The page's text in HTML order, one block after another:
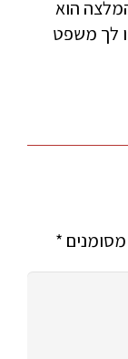
הוא
לך משפט
*